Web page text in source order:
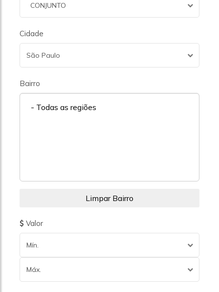
CONJUNTO
Cidade
São Paulo
Bairro
- Todas as regiões
Valor
Mín.
Máx.